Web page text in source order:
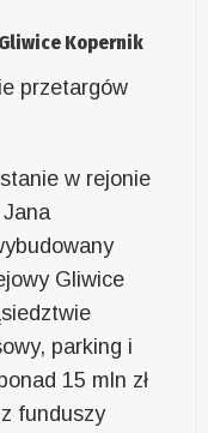
Kopernik
przetargów
w rejonie
Gliwice
parking i
15 mln zł
funduszy